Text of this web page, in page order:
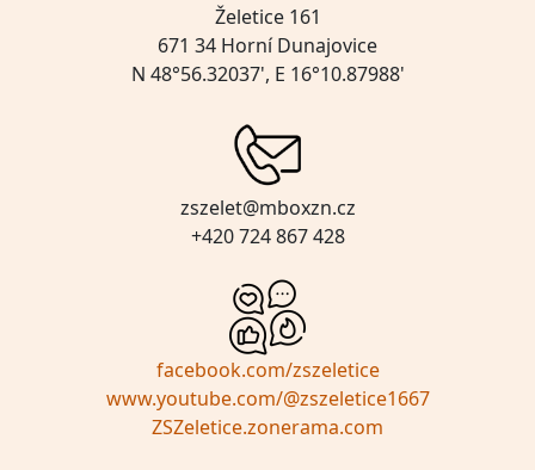
Želetice 161
671 34 Horní Dunajovice
N 48°56.32037', E 16°10.87988'
zszelet@mboxzn.cz
+420 724 867 428
facebook.com/zszeletice
www.youtube.com/@zszeletice1667
ZSZeletice.zonerama.com